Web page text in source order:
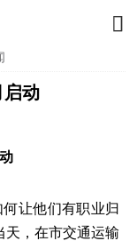

启动
让他们有职业归
天，在市交通运输